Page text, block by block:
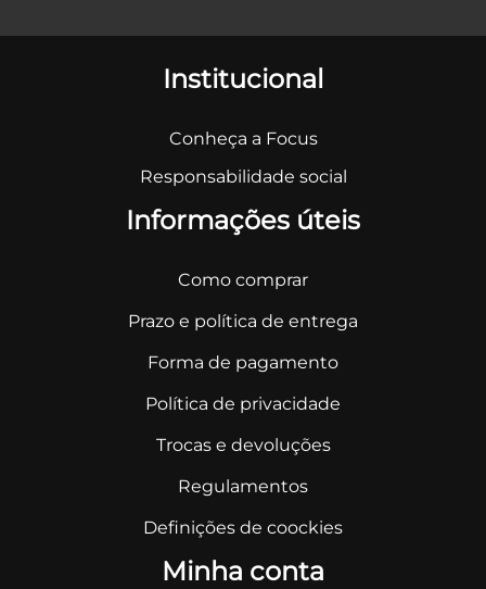
Institucional
Conheça a Focus
Responsabilidade social
Informações úteis
Como comprar
Prazo e política de entrega
Forma de pagamento
Política de privacidade
Trocas e devoluções
Regulamentos
Definições de coockies
Minha conta